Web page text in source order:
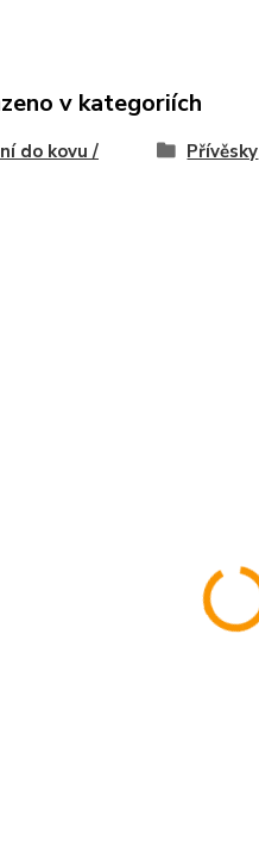
v kategoriích
do kovu /
Přívěsky